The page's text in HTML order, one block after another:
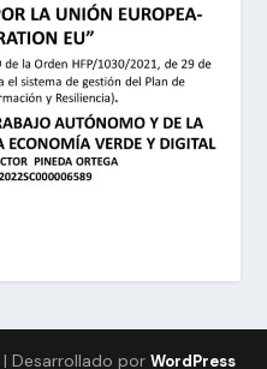
| Desarrollado por WordPress